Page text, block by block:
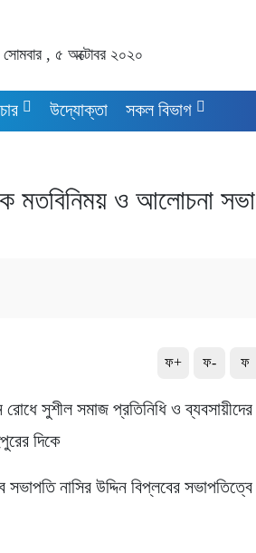
সোমবার , ৫ অক্টোবর ২০২০
উদ্যোক্তা সকল বিভাগ
মতবিনিময় ও আলোচনা সভা
ফ+ ফ- ফ
সুশীল সমাজ প্রতিনিধি ও ব্যবসায়ীদের
দিকে
নাসির উদ্দিন বিপ্লবের সভাপতিত্বে